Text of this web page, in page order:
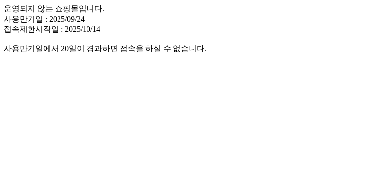
운영되지 않는 쇼핑몰입니다.
사용만기일 : 2025/09/24
접속제한시작일 : 2025/10/14
사용만기일에서 20일이 경과하면 접속을 하실 수 없습니다.